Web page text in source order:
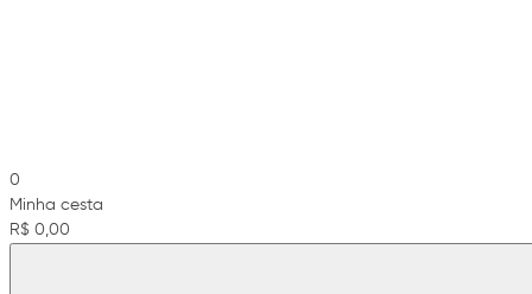
0
Minha cesta
R$ 0,00